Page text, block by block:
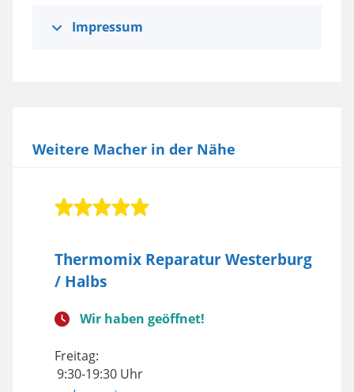
Impressum
Weitere Macher in der Nähe
Thermomix Reparatur Westerburg
/ Halbs
Wir haben geöffnet!
Freitag:
9:30-19:30 Uhr